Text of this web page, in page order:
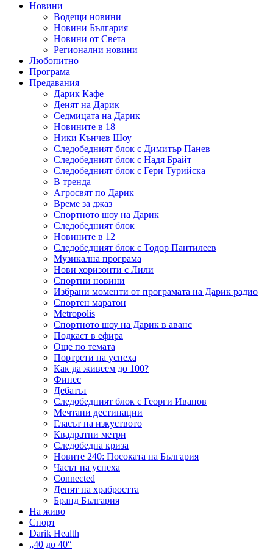
Новини
Водещи новини
Новини България
Новини от Света
Регионални новини
Любопитно
Програма
Предавания
Дарик Кафе
Денят на Дарик
Седмицата на Дарик
Новините в 18
Ники Кънчев Шоу
Следобедният блок с Димитър Панев
Следобедният блок с Надя Брайт
Следобедният блок с Гери Турийска
В тренда
Агросвят по Дарик
Време за джаз
Спортното шоу на Дарик
Следобедният блок
Новините в 12
Следобедният блок с Тодор Пантилеев
Музикална програма
Нови хоризонти с Лили
Спортни новини
Избрани моменти от програмата на Дарик радио
Спортен маратон
Metropolis
Спортното шоу на Дарик в аванс
Подкаст в ефира
Още по темата
Портрети на успеха
Как да живеем до 100?
Финес
Дебатът
Следобедният блок с Георги Иванов
Мечтани дестинации
Гласът на изкуството
Квадратни метри
Следобедна криза
Новите 240: Посоката на България
Часът на успеха
Connected
Денят на храбростта
Бранд България
На живо
Спорт
Darik Health
„40 до 40“